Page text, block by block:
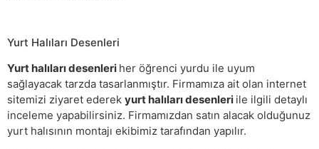
Yurt Halıları Desenleri
Yurt halıları desenleri her öğrenci yurdu ile uyum
sağlayacak tarzda tasarlanmıştır. Firmamıza ait olan internet
sitemizi ziyaret ederek yurt halıları desenleri ile ilgili detaylı
inceleme yapabilirsiniz. Firmamızdan satın alacak olduğunuz
yurt halısının montajı ekibimiz tarafından yapılır.